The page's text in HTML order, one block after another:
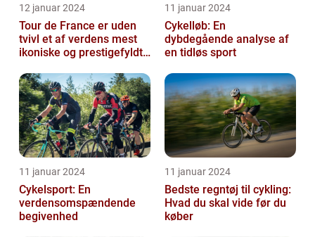
12 januar 2024
Tour de France er uden
tvivl et af verdens mest
ikoniske og prestigefyldte
11 januar 2024
Cykelløb: En
dybdegående analyse af
en tidløs sport
11 januar 2024
Cykelsport: En
verdensomspændende
begivenhed
11 januar 2024
Bedste regntøj til cykling:
Hvad du skal vide før du
køber